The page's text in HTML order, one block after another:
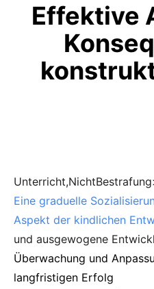
Effektive
Eine graduelle
Aspekt der kindlichen
und ausgewogene
Überwachung und
langfristigen Erfolg